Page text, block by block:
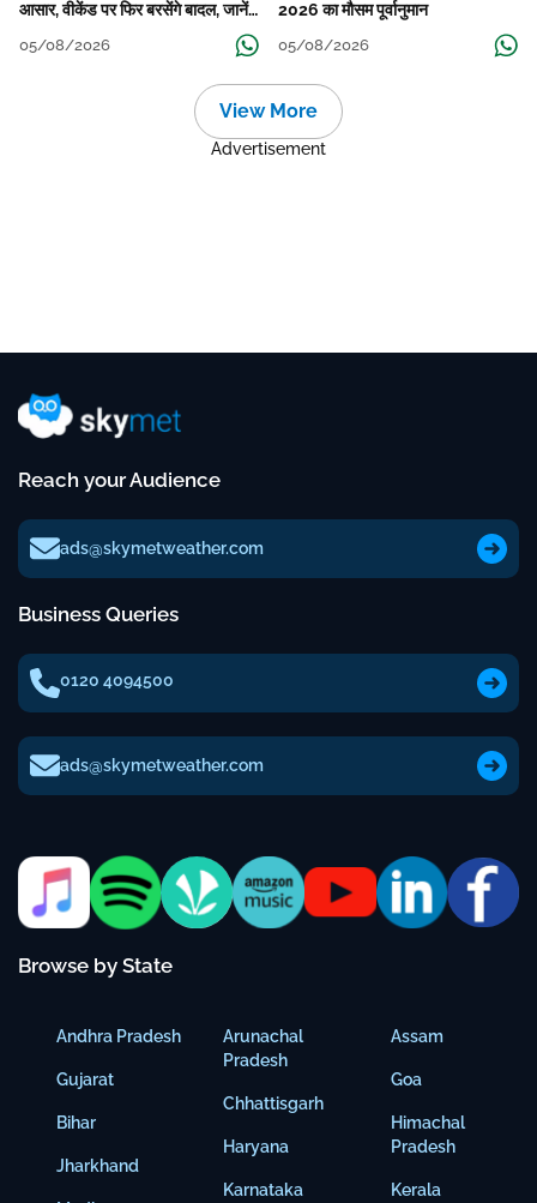
आसार, वीकेंड पर फिर बरसेंगे बादल, जानें
05/08/2026
2026 का मौसम पूर्वानुमान
05/08/2026
View More
Advertisement
Reach your Audience
ads@skymetweather.com
Business Queries
0120 4094500
ads@skymetweather.com
Browse by State
Andhra Pradesh
Gujarat
Bihar
Jharkhand
Arunachal
Pradesh
Chhattisgarh
Haryana
Karnataka
Assam
Goa
Himachal
Pradesh
Kerala